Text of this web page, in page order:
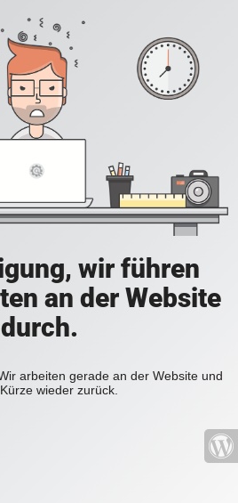
wir führen
an der Website
durch.
arbeiten gerade an der Website und
wieder zurück.